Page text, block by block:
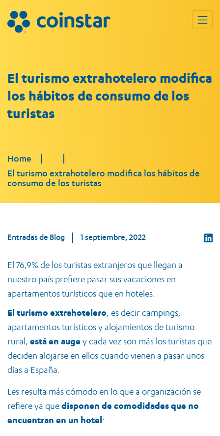
El turismo extrahotelero modifica
los hábitos de consumo de los
turistas
Home
El turismo extrahotelero modifica los hábitos de
consumo de los turistas
Entradas de Blog 1 septiembre, 2022
El 76,9% de los turistas extranjeros que llegan a
nuestro país prefiere pasar sus vacaciones en
apartamentos turísticos que en hoteles.
El turismo extrahotelero, es decir campings,
apartamentos turísticos y alojamientos de turismo
rural, está en auge y cada vez son más los turistas que
deciden alojarse en ellos cuando vienen a pasar unos
días a España.
Les resulta más cómodo en lo que a organización se
refiere ya quedisponen de comodidades que no
encuentran en un hotel :